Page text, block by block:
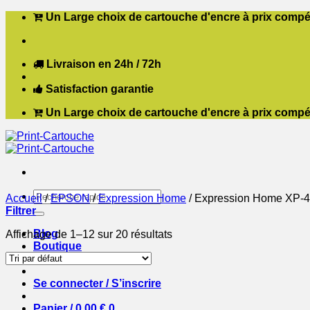
Passer
contenu
Un Large choix de cartouche d'encre à prix
Livraison en 24h / 72h
Satisfaction garantie
Un Large choix de cartouche d'encre à prix
Recherche
pour :
Blog
Boutique
Contact
Se connecter / S’inscrire
Accueil / EPSON / Expression Home /Expression Home XP-
Filtrer
Affichage de 1–12 sur 20 résultats